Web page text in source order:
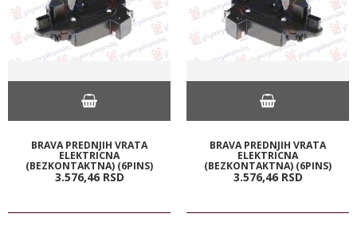
BRAVA PREDNJIH VRATA
ELEKTRICNA
(BEZKONTAKTNA) (6PINS)
3.576,46 RSD
BRAVA PREDNJIH VRATA
ELEKTRICNA
(BEZKONTAKTNA) (6PINS)
3.576,46 RSD